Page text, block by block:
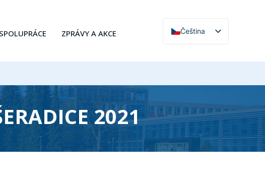
SPOLUPRÁCE ZPRÁVY A AKCE
Čeština
English
2021